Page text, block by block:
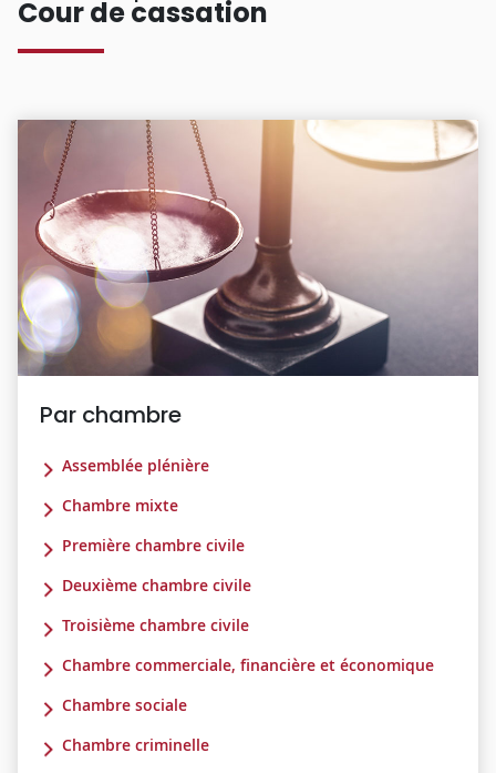
Cour de cassation
Par chambre
Assemblée plénière
Chambre mixte
Première chambre civile
Deuxième chambre civile
Troisième chambre civile
Chambre commerciale, financière et économique
Chambre sociale
Chambre criminelle